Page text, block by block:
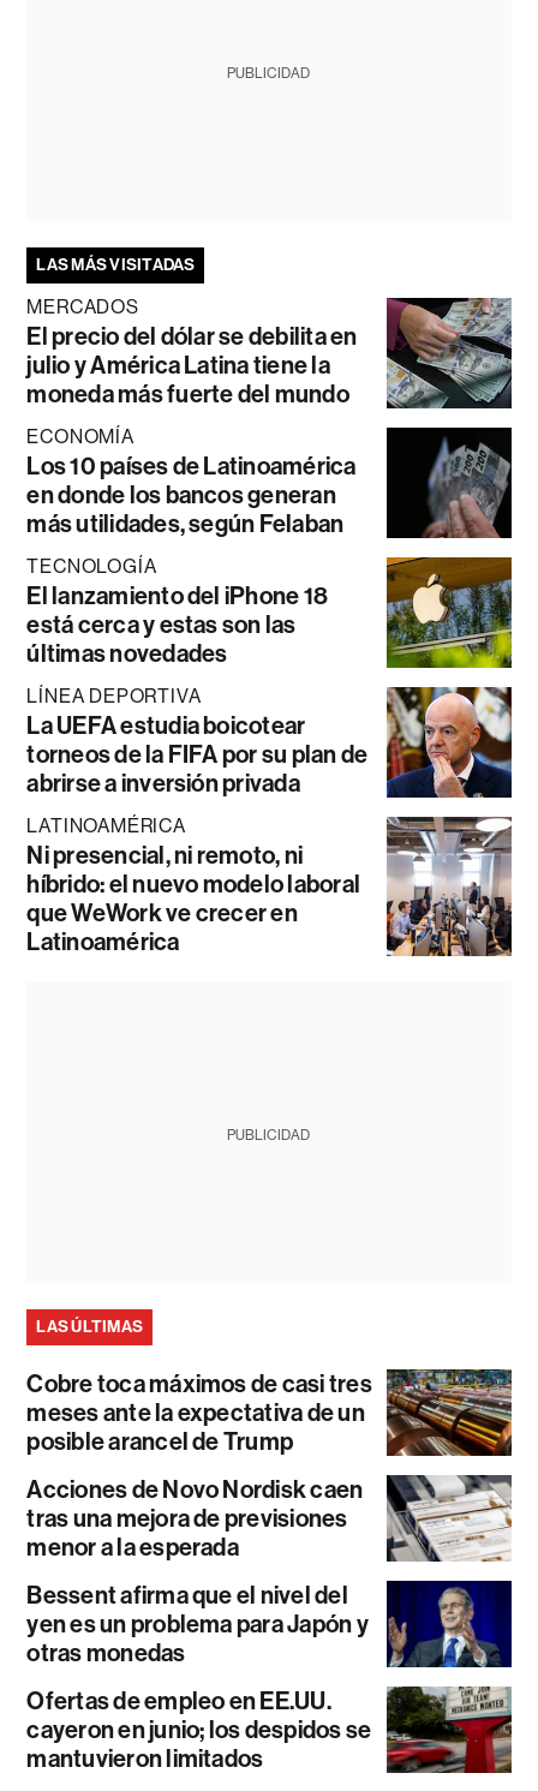
PUBLICIDAD
LAS MÁS VISITADAS
MERCADOS
El precio del dólar se debilita en
julio y América Latina tiene la
moneda más fuerte del mundo
ECONOMÍA
Los 10 países de Latinoamérica
en donde los bancos generan
más utilidades, según Felaban
TECNOLOGÍA
El lanzamiento del iPhone 18
está cerca y estas son las
últimas novedades
LÍNEA DEPORTIVA
La UEFA estudia boicotear
torneos de la FIFA por su plan de
abrirse a inversión privada
LATINOAMÉRICA
Ni presencial, ni remoto, ni
híbrido: el nuevo modelo laboral
que WeWork ve crecer en
Latinoamérica
PUBLICIDAD
LAS ÚLTIMAS
Cobre toca máximos de casi tres
meses ante la expectativa de un
posible arancel de Trump
Acciones de Novo Nordisk caen
tras una mejora de previsiones
menor a la esperada
Bessent afirma que el nivel del
yen es un problema para Japón y
otras monedas
Ofertas de empleo en EE.UU.
cayeron en junio; los despidos se
mantuvieron limitados